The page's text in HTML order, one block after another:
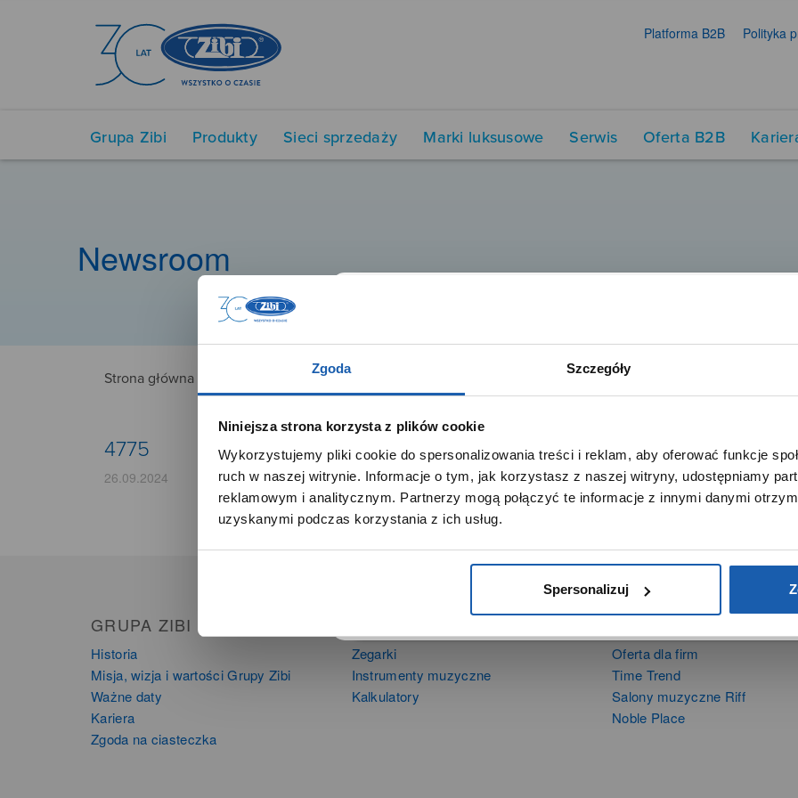
Zgoda Szczegóły
Niniejsza strona korzysta z plików cookie
Wykorzystujemy pliki cookie do spersonalizowania treści i reklam, aby oferować funkcje
ruch w naszej witrynie. Informacje o tym, jak korzystasz z naszej witryny, udostępniamy
reklamowym i analitycznym. Partnerzy mogą połączyć te informacje z innymi danymi
uzyskanymi podczas korzystania z ich usług.
Spersonalizuj
Platforma B2B Polityka
Grupa Zibi Produkty Sieci sprzedaży Marki luksusowe Serwis Oferta B2B
Newsroom
Strona główna
4775
26.09.2024
GRUPA ZIBI
Historia
Misja, wizja i wartości Grupy Zibi
Ważne daty
Kariera
Zgoda na ciasteczka
Zegarki
Instrumenty muzyczne
Kalkulatory
Oferta dla firm
Time Trend
Salony muzyczne Riff
Noble Place
SZANOWNA UŻYTKOWNICZKO
Używamy plików cookie w celach analitycznych, statystycznych
marketingowych, w tym aby analizować ruch w tej witrynie,
optymalizować jej działanie oraz zapamiętywać Twoje preferencje.
DOWIEDZ SIĘ WIĘCEJ PRZEJDŹ DO SERWISU